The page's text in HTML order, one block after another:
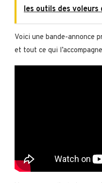
les outils des voleurs
Voici une bande-annonce
et tout ce qui